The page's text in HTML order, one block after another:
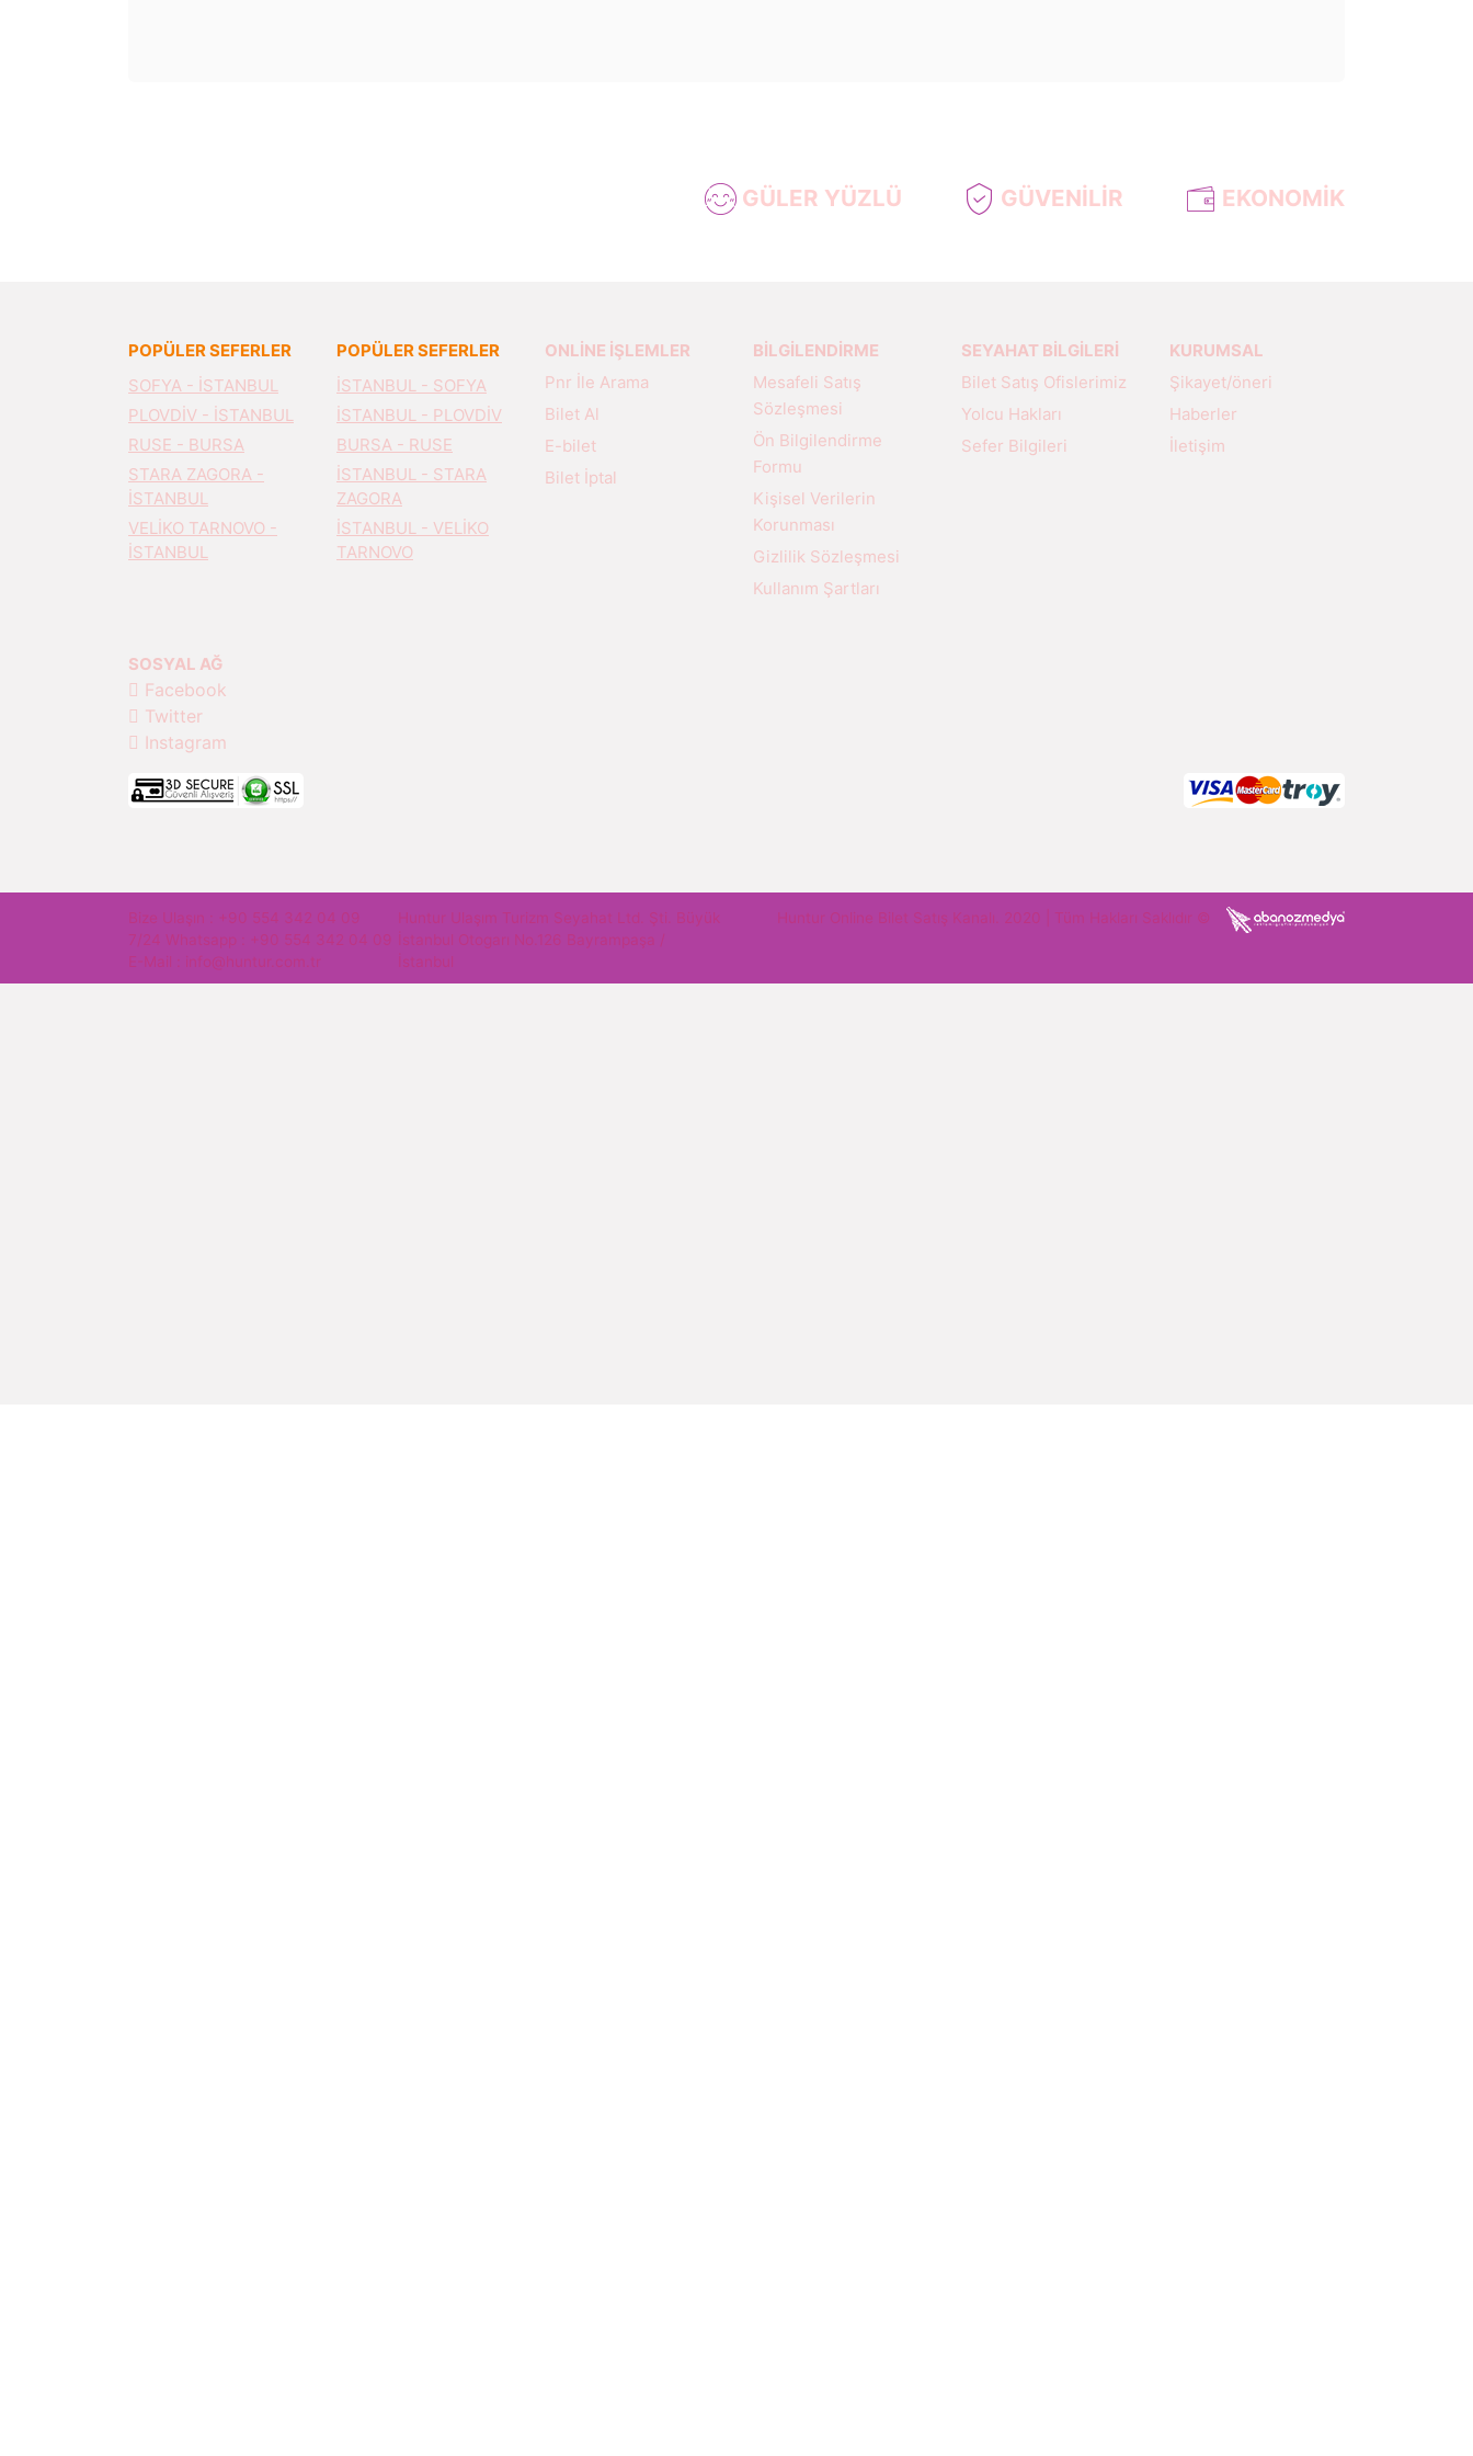
GÜLER YÜZLÜ GÜVENİLİR EKONOMİK
POPÜLER SEFERLER
POPÜLER SEFERLER
SOFYA - İSTANBUL
İSTANBUL - SOFYA
PLOVDİV - İSTANBUL
İSTANBUL - PLOVDİV
RUSE - BURSA
BURSA - RUSE
STARA ZAGORA -
İSTANBUL
İSTANBUL - STARA
ZAGORA
VELİKO TARNOVO -
İSTANBUL
İSTANBUL - VELİKO
TARNOVO
ONLİNE İŞLEMLER
Pnr İle Arama
Bilet Al
E-bilet
Bilet İptal
BİLGİLENDİRME
Mesafeli Satış
Sözleşmesi
Ön Bilgilendirme
Formu
Kişisel Verilerin
Korunması
Gizlilik Sözleşmesi
Kullanım Şartları
SEYAHAT BİLGİLERİ
Bilet Satış Ofislerimiz
Yolcu Hakları
Sefer Bilgileri
KURUMSAL
Şikayet/öneri
Haberler
İletişim
SOSYAL AĞ
Facebook
Twitter
Instagram
Bize Ulaşın :
+90 554 342 04 09
7/24 Whatsapp :
+90 554 342 04 09
E-Mail : info@huntur.com.tr
Huntur Ulaşım Turizm Seyahat Ltd. Şti. Büyük
İstanbul Otogarı No.126 Bayrampaşa /
İstanbul
Huntur Online Bilet Satış Kanalı. 2020 | Tüm Hakları Saklıdır ©